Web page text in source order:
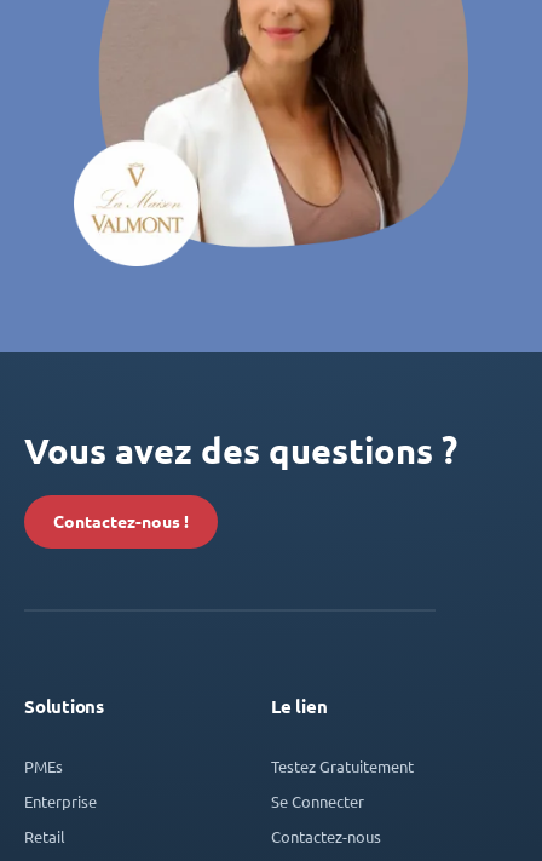
Vous avez des questions ?
Contactez-nous !
Solutions
PMEs
Enterprise
Retail
Le lien
Testez Gratuitement
Se Connecter
Contactez-nous